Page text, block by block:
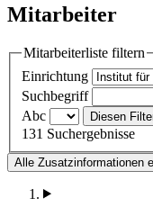
Mitarbeiter
Mitarbeiterliste filtern
Einrichtung
Suchbegriff
Abc Diesen
131 Suchergebnisse
Alle Zusatzinformationen